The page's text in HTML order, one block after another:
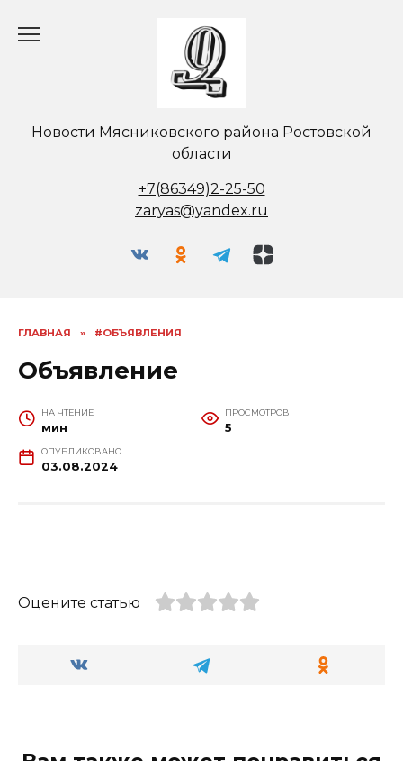
Новости Мясниковского района Ростовской
области
+7(86349)2-25-50
zaryas@yandex.ru
ГЛАВНАЯ » #ОБЪЯВЛЕНИЯ
Объявление
НА ЧТЕНИЕ
мин
ПРОСМОТРОВ
5
ОПУБЛИКОВАНО
03.08.2024
Оцените статью